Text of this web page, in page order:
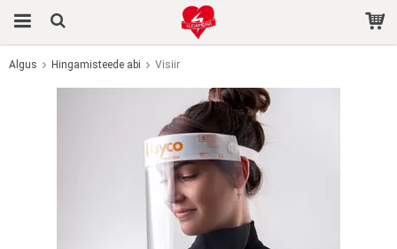
Algus Hingamisteede abi Visiir